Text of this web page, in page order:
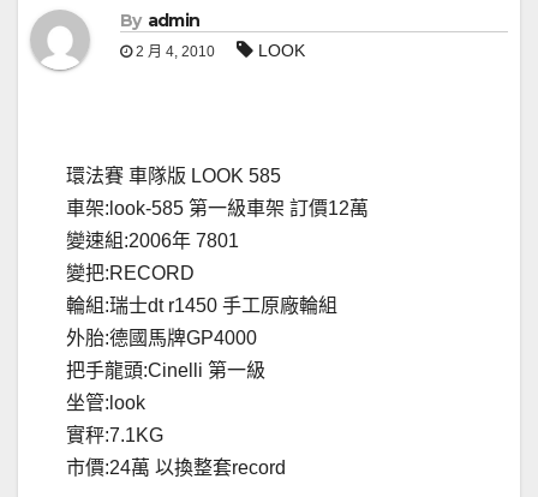
By admin
2 月 4, 2010 LOOK
環法賽 車隊版 LOOK 585
車架:look-585 第一級車架 訂價12萬
變速組:2006年 7801
變把:RECORD
輪組:瑞士dt r1450 手工原廠輪組
外胎:德國馬牌GP4000
把手龍頭:Cinelli 第一級
坐管:look
實秤:7.1KG
市價:24萬 以換整套record